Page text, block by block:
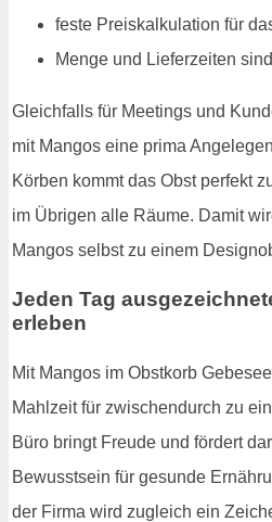
feste Preiskalkulation für
Menge und Lieferzeiten
Gleichfalls für Meetings und
mit Mangos eine prima
Körben kommt das Obst perfekt
im Übrigen alle Räume. Damit
Mangos selbst zu einem
Jeden Tag
erleben
Mit Mangos im Obstkorb
Mahlzeit für zwischendurch zu
Büro bringt Freude und fördert
Bewusstsein für gesunde
der Firma wird zugleich ein